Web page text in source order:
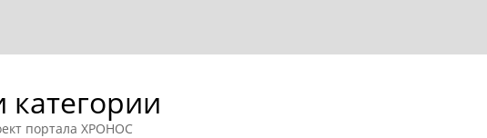
категории
портала ХРОНОС